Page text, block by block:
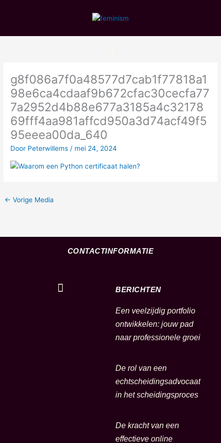
inhoud
g8f086a7f0a48577d7cab1f77818a1
98e6ca4cdaaf9b672cfac30cecfa77
7a2952d4b88e677a3185a4c32178
69fff4aa981affcd950a3d74acf49f5
95eeea00da_640
Door Peterwillems/ mei 24, 2024
← Vorige Media
CONTACTINFORMATIE
BERICHTEN
Een veelzijdig portfolio
ontwikkelen: jouw pad
naar professionele groei
De rol van een
echtscheidingsadvocaat
in het scheidingsproces
De kracht van een
effectieve online